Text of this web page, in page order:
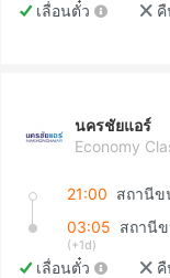
เลื่อนตั๋ว
นครชัยแอร์
Economy
21:00
03:05 สถานี
(+1d)
เลื่อนตั๋ว